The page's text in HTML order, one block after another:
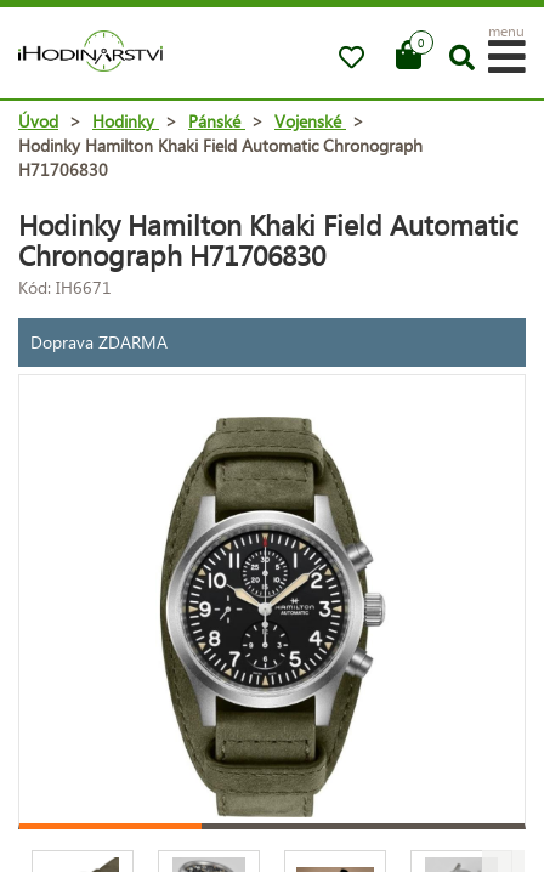
0
menu
Úvod > Hodinky > Pánské > Vojenské >
Hodinky Hamilton Khaki Field Automatic Chronograph
H71706830
Hodinky Hamilton Khaki Field Automatic
Chronograph H71706830
Kód: IH6671
Doprava ZDARMA